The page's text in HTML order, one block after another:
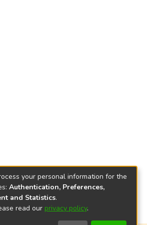
your personal information for the
Authentication, Preferences,
and Statistics.
read our privacy policy.